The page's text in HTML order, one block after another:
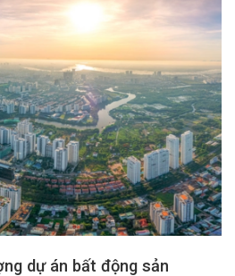
dự án bất động sản